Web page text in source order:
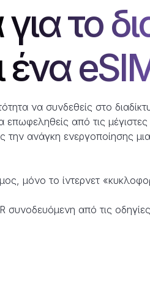
το
ένα
να συνδεθείς στο
από τις μέγιστες
την ανάγκη ενεργοποίησης
μόνο το ίντερνετ
από τις